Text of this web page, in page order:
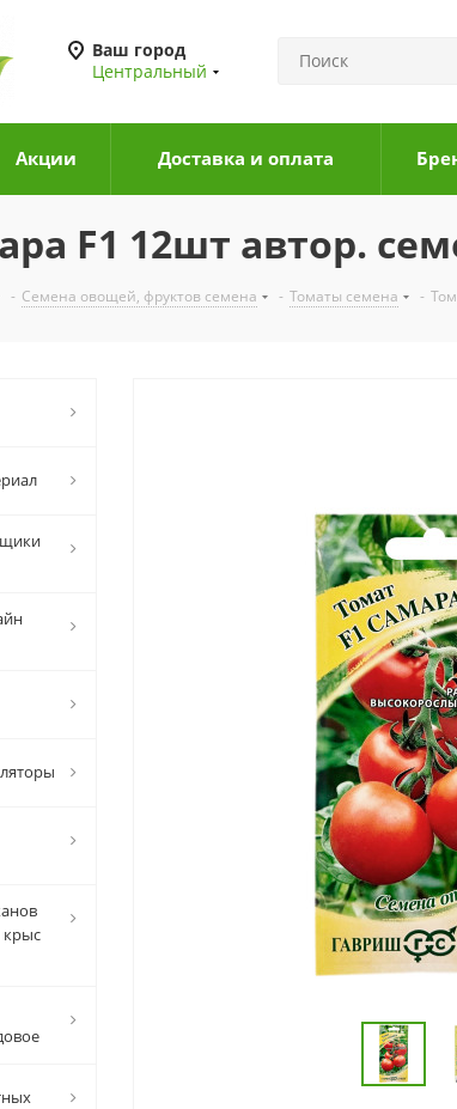
Ваш город
Центральный
Акции Доставка и оплата
F1 12шт автор.
- Семена овощей, фруктов семена - Томаты семена -